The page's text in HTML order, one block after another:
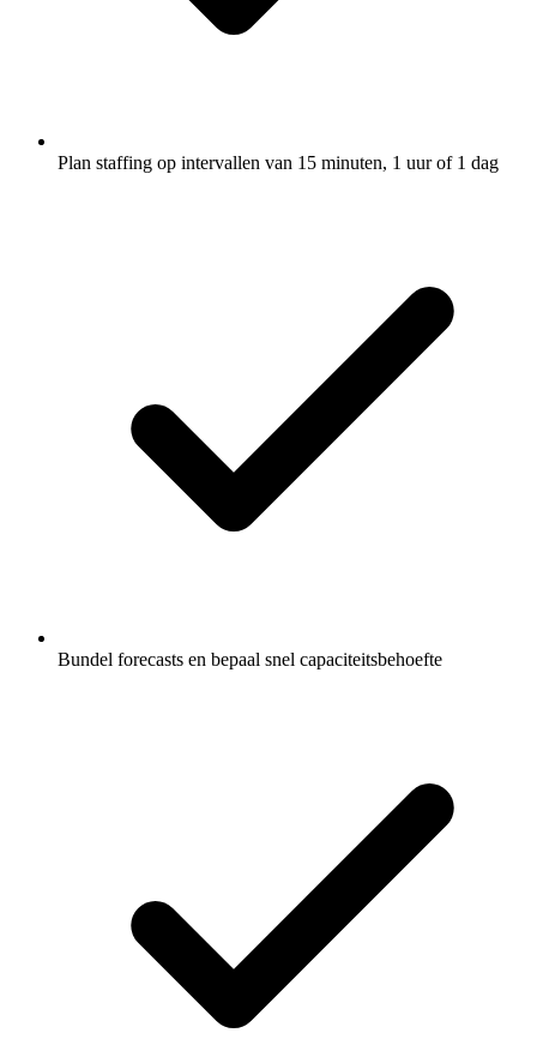
Plan staffing op intervallen van 15 minuten, 1 uur of 1 dag
Bundel forecasts en bepaal snel capaciteitsbehoefte